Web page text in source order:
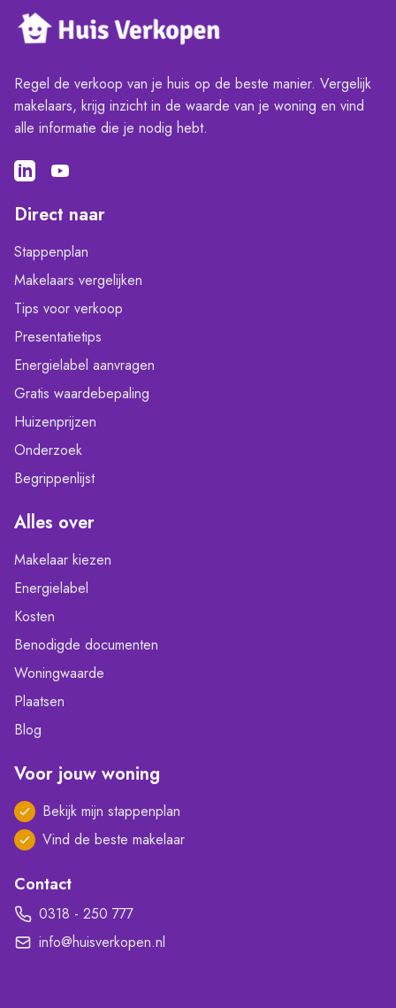
Regel de verkoop van je huis op de beste manier. Vergelijk
makelaars, krijg inzicht in de waarde van je woning en vind
alle informatie die je nodig hebt.
Direct naar
Stappenplan
Makelaars vergelijken
Tips voor verkoop
Presentatietips
Energielabel aanvragen
Gratis waardebepaling
Huizenprijzen
Onderzoek
Begrippenlijst
Alles over
Makelaar kiezen
Energielabel
Kosten
Benodigde documenten
Woningwaarde
Plaatsen
Blog
Voor jouw woning
Bekijk mijn stappenplan
Vind de beste makelaar
Contact
0318 - 250 777
info@huisverkopen.nl